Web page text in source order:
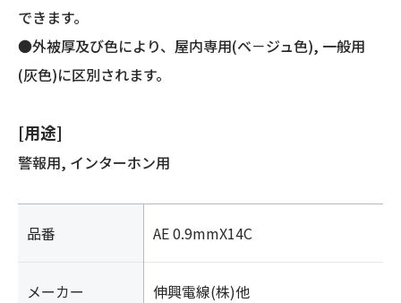
できます。
●外被厚及び色により、屋内専用(ベ－ジュ色), 一般用
(灰色)に区別されます。
[用途]
警報用, インターホン用
品番 AE 0.9mmX14C
メーカー 伸興電線(株)他